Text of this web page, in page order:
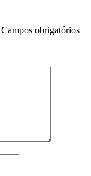
Campos obrigatórios